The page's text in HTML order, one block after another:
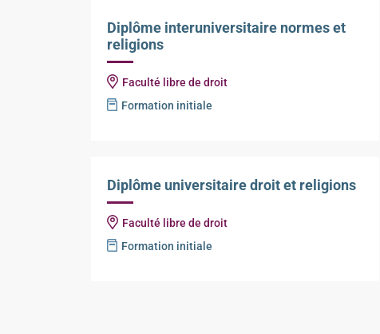
Diplôme interuniversitaire normes et
religions
Faculté libre de droit
Formation initiale
Diplôme universitaire droit et religions
Faculté libre de droit
Formation initiale